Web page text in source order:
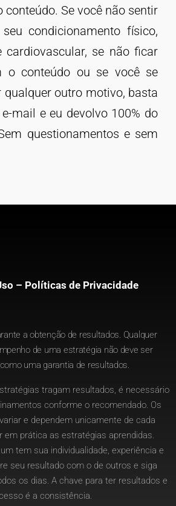
conteúdo. Se você não sentir
condicionamento físico,
cardiovascular, se não ficar
o conteúdo ou se você se
qualquer outro motivo, basta
mail e eu devolvo 100% do
questionamentos e sem
– Políticas de Privacidade
a obtenção de resultados. Qualquer
de uma estratégia não deve ser
uma garantia de resultados.
tragam resultados, é necessário
conforme o recomendado. Os
e dependem unicamente de cada
em prática as estratégias aprendidas.
tem sua individualidade, experiência e
seu resultado com o de outros e siga
os dias. A chave para ter resultados e
é a consistência.